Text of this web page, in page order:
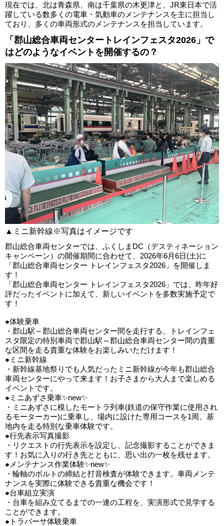
現在では、北は青森県、南は千葉県の木更津と、JR東日本で活
躍している数多くの電車・気動車のメンテナンスを主に担当し
ており、多くの車両形式のメンテナンスを担当しています。
「郡山総合車両センタートレインフェスタ2026」で
はどのようなイベントを開催するの？
▲ミニ新幹線※写真はイメージです
郡山総合車両センターでは、ふくしまDC（デスティネーション
キャンペーン）の開催期間に合わせて、2026年6月6日(土)に
「郡山総合車両センター トレインフェスタ2026」を開催しま
す！
「郡山総合車両センター トレインフェスタ2026」では、昨年好
評だったイベントに加えて、新しいイベントを多数実施予定で
す！
●体験乗車
・郡山駅～郡山総合車両センター間を走行する、トレインフェ
スタ限定の特別車両で郡山駅～郡山総合車両センター間の貴重
な区間を走る貴重な体験をお楽しみいただけます！
●ミニ新幹線
・新幹線基地祭りでも人気だったミニ新幹線が今年も郡山総合
車両センターにやって来ます！お子さまから大人まで楽しめる
イベントです。
●ミニあずさ乗車✨new✨
・ミニあずさに模したモートラ列車(鉄道の保守作業に使用され
るモーターカー)に乗車し、場内に設けた専用コースを1周。基
地内を走る特別な乗車体験です。
●行先表示写真撮影
・リクエストの行先表示を設定し、記念撮影することができま
す！お気に入りの行き先とともに、思い出の一枚を残せます。
●メンテナンス作業体験✨new✨
・輪軸のボルトの締結と打音検査が体験できます。車両メンテ
ナンスを実際に体験できる貴重な機会です！
●台車組立実演
・台車を組み立てるまでの一連の工程を、実演形式で見学する
ことができます。
●トラバーサ体験乗車